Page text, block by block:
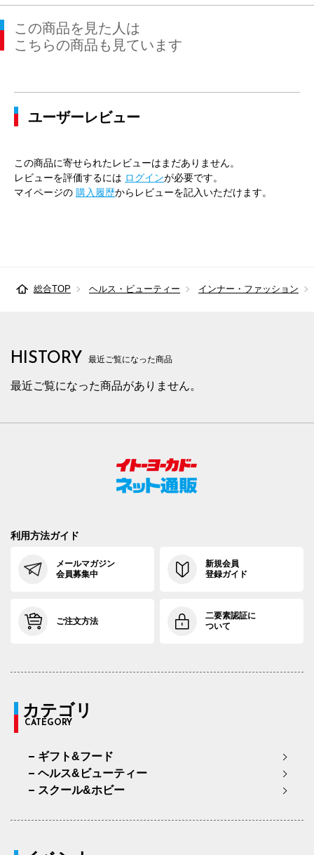
この商品を見た人は
こちらの商品も見ています
ユーザーレビュー
この商品に寄せられたレビューはまだありません。
レビューを評価するには ログインが必要です。
マイページの 購入履歴からレビューを記入いただけます。
総合TOP ヘルス・ビューティー インナー・ファッション
HISTORY 最近ご覧になった商品
最近ご覧になった商品がありません。
利用方法ガイド
メールマガジン
会員募集中
新規会員
登録ガイド
ご注文方法
二要素認証に
ついて
カテゴリ
CATEGORY
ギフト&フード
ヘルス&ビューティー
スクール&ホビー